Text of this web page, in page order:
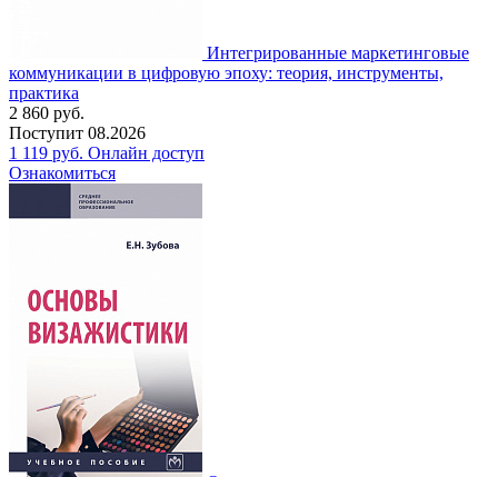
Интегрированные маркетинговые
коммуникации в цифровую эпоху: теория, инструменты,
практика
2 860 руб.
Поступит 08.2026
1 119 руб. Онлайн доступ
Ознакомиться